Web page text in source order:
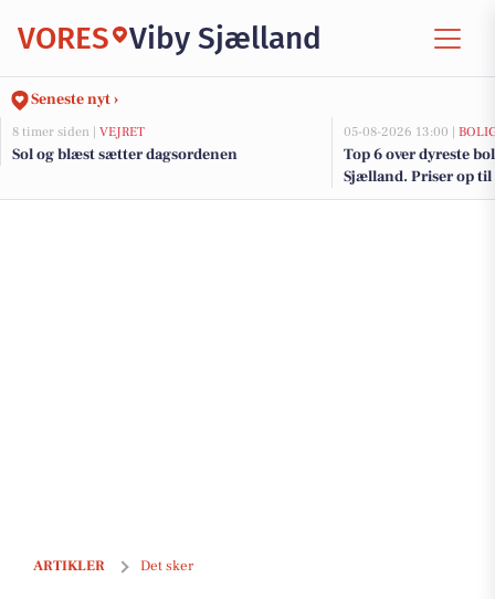
VORES Viby Sjælland
Seneste nyt ›
8 timer siden | VEJRET
Sol og blæst sætter dagsordenen
05-08-2026 13:00 |
Top 6 over dyreste
Sjælland. Priser op til
ARTIKLER Det sker
Styrk din krop og sind med Pia From Jeppesen i Viby